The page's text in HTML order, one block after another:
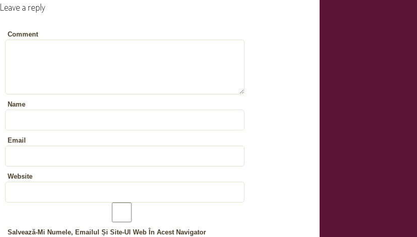
Leave a reply
Comment
Name
Email
Website
Salvează-Mi Numele, Emailul Și Site-Ul Web În Acest Navigator